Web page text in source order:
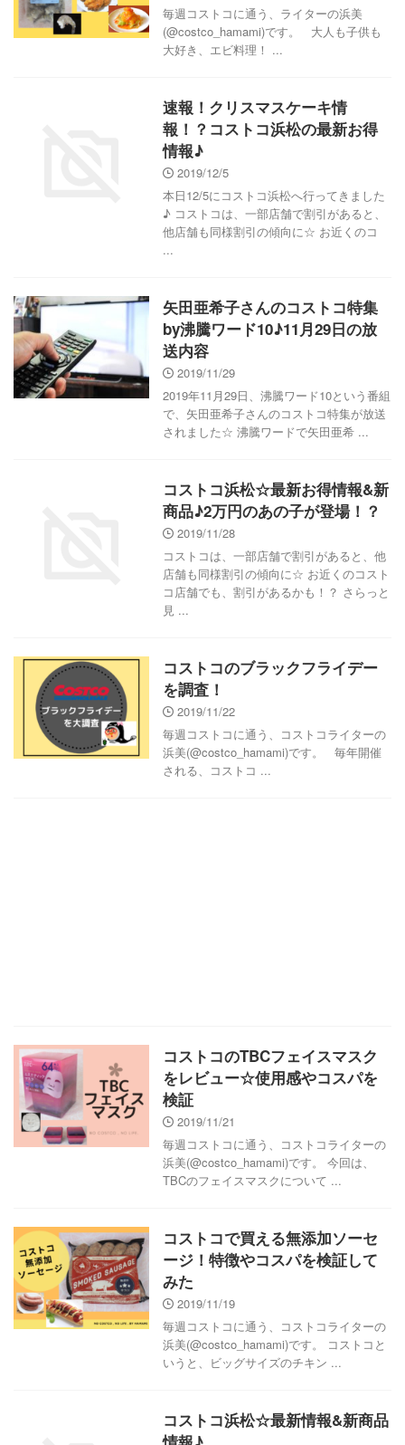
毎週コストコに通う、ライターの浜美
(@costco_hamami)です。 大人も子供も
大好き、エビ料理！ ...
速報！クリスマスケーキ情
報！？コストコ浜松の最新お得
情報♪
2019/12/5
本日12/5にコストコ浜松へ行ってきました
♪ コストコは、一部店舗で割引があると、
他店舗も同様割引の傾向に☆ お近くのコ
...
矢田亜希子さんのコストコ特集
by沸騰ワード10♪11月29日の放
送内容
2019/11/29
2019年11月29日、沸騰ワード10という番組
で、矢田亜希子さんのコストコ特集が放送
されました☆ 沸騰ワードで矢田亜希 ...
コストコ浜松☆最新お得情報&新
商品♪2万円のあの子が登場！？
2019/11/28
コストコは、一部店舗で割引があると、他
店舗も同様割引の傾向に☆ お近くのコスト
コ店舗でも、割引があるかも！？ さらっと
見 ...
コストコのブラックフライデー
を調査！
2019/11/22
毎週コストコに通う、コストコライターの
浜美(@costco_hamami)です。 毎年開催
される、コストコ ...
コストコのTBCフェイスマスク
をレビュー☆使用感やコスパを
検証
2019/11/21
毎週コストコに通う、コストコライターの
浜美(@costco_hamami)です。 今回は、
TBCのフェイスマスクについて ...
コストコで買える無添加ソーセ
ージ！特徴やコスパを検証して
みた
2019/11/19
毎週コストコに通う、コストコライターの
浜美(@costco_hamami)です。 コストコと
いうと、ビッグサイズのチキン ...
コストコ浜松☆最新情報&新商品